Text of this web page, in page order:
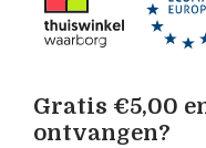
Gratis €5,00
ontvangen?